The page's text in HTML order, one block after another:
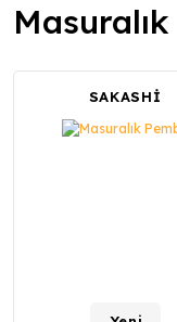
Masuralık
SAKASHİ